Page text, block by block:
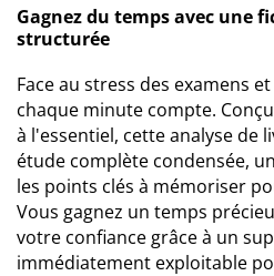
Gagnez du temps avec une
structurée
Face au stress des examens
chaque minute compte.
à l'essentiel, cette analyse de
étude complète condensée,
les points clés à mémoriser
Vous gagnez un temps
votre confiance grâce à un
immédiatement exploitable